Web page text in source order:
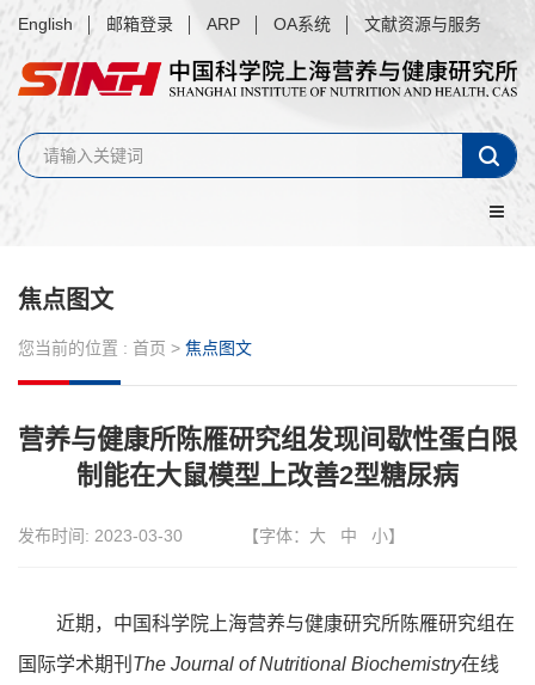
English 邮箱登录 ARP OA系统 文献资源与服务
焦点图文
您当前的位置 : 首页 > 焦点图文
营养与健康所陈雁研究组发现间歇性蛋白限
制能在大鼠模型上改善2型糖尿病
发布时间: 2023-03-30 【字体： 大 中 小】
近期，中国科学院上海营养与健康研究所陈雁研究组在
国际学术期刊 The Journal of Nutritional Biochemistry在线